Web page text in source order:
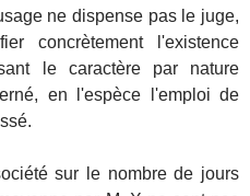
ne dispense pas le juge,
concrètement l'existence
le caractère par nature
en l'espèce l'emploi de
sur le nombre de jours